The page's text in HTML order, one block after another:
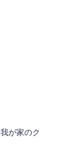
が家のク